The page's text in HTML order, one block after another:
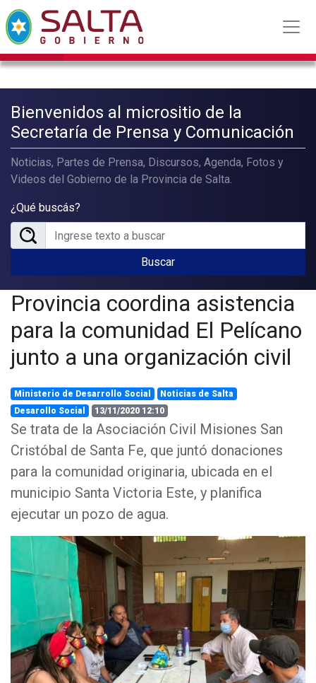
Bienvenidos al micrositio de la
Secretaría de Prensa y Comunicación
Noticias, Partes de Prensa, Discursos, Agenda, Fotos y
Videos del Gobierno de la Provincia de Salta.
¿Qué buscás?
Buscar
Provincia coordina asistencia
para la comunidad El Pelícano
junto a una organización civil
Ministerio de Desarrollo Social
Noticias de Salta
Desarollo Social
13/11/2020 12:10
Se trata de la Asociación Civil Misiones San
Cristóbal de Santa Fe, que juntó donaciones
para la comunidad originaria, ubicada en el
municipio Santa Victoria Este, y planifica
ejecutar un pozo de agua.